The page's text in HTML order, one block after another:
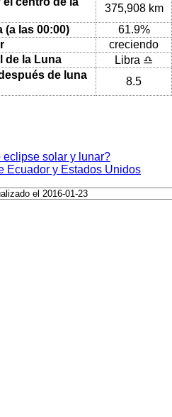
375,908 km
(a las 00:00)
61.9%
creciendo
de la Luna
Libra ♎
de luna
8.5
solar y lunar?
Ecuador y Estados Unidos
el 2016-01-23